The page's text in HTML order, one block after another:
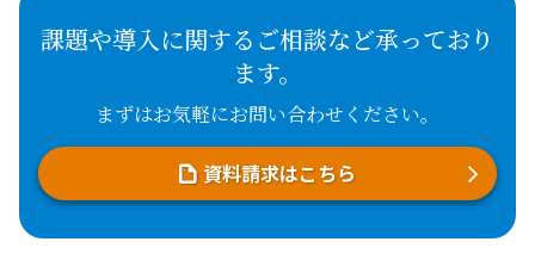
課題や導入に関するご相談など承っており
ます。
まずはお気軽にお問い合わせください。
資料請求はこちら